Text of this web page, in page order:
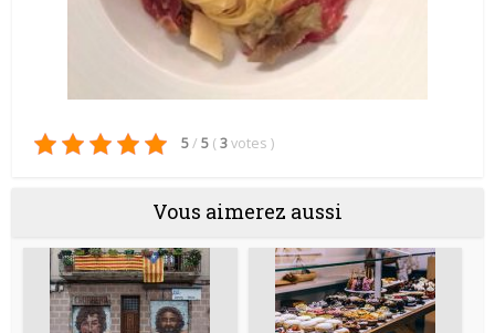
5/ 5 (3votes )
Vous aimerez aussi